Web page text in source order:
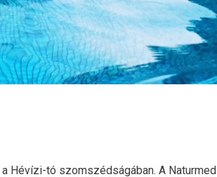
Hévízi-tó szomszédságában. A Naturmed